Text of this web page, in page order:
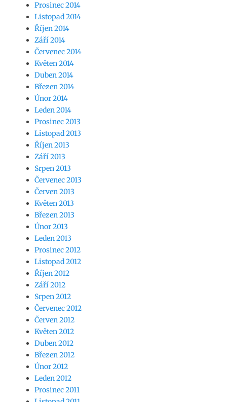
Prosinec 2014
Listopad 2014
Říjen 2014
Září 2014
Červenec 2014
Květen 2014
Duben 2014
Březen 2014
Únor 2014
Leden 2014
Prosinec 2013
Listopad 2013
Říjen 2013
Září 2013
Srpen 2013
Červenec 2013
Červen 2013
Květen 2013
Březen 2013
Únor 2013
Leden 2013
Prosinec 2012
Listopad 2012
Říjen 2012
Září 2012
Srpen 2012
Červenec 2012
Červen 2012
Květen 2012
Duben 2012
Březen 2012
Únor 2012
Leden 2012
Prosinec 2011